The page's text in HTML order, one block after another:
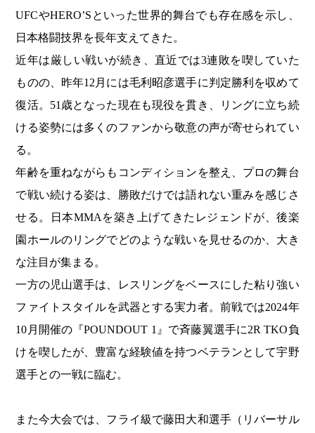
UFCやHERO’Sといった世界的舞台でも存在感を示し、
日本格闘技界を長年支えてきた。
近年は厳しい戦いが続き、直近では3連敗を喫していた
ものの、昨年12月には毛利昭彦選手に判定勝利を収めて
復活。51歳となった現在も現役を貫き、リングに立ち続
ける姿勢には多くのファンから敬意の声が寄せられてい
る。
年齢を重ねながらもコンディションを整え、プロの舞台
で戦い続ける姿は、勝敗だけでは語れない重みを感じさ
せる。日本MMAを築き上げてきたレジェンドが、後楽
園ホールのリングでどのような戦いを見せるのか、大き
な注目が集まる。
一方の児山選手は、レスリングをベースにした粘り強い
ファイトスタイルを武器とする実力者。前戦では2024年
10月開催の『POUNDOUT 1』で斉藤翼選手に2R TKO負
けを喫したが、豊富な経験値を持つベテランとして宇野
選手との一戦に臨む。
また今大会では、フライ級で藤田大和選手（リバーサル